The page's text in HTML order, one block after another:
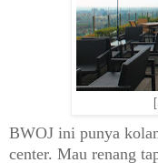
BWOJ ini punya
center. Mau renang